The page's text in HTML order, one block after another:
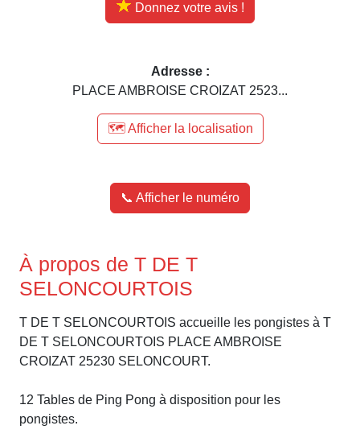
Donnez votre avis !
Adresse :
PLACE AMBROISE CROIZAT 2523...
🗺️ Afficher la localisation
📞 Afficher le numéro
À propos de T DE T
SELONCOURTOIS
T DE T SELONCOURTOIS accueille les pongistes à T
DE T SELONCOURTOIS PLACE AMBROISE
CROIZAT 25230 SELONCOURT.
12 Tables de Ping Pong à disposition pour les
pongistes.